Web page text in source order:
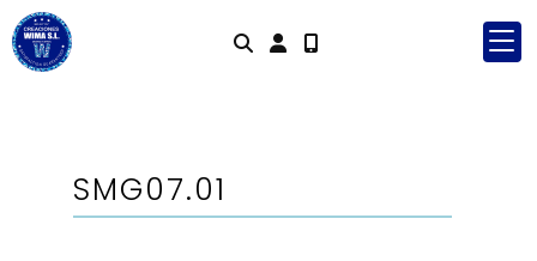
Identifícat
SMG07.01